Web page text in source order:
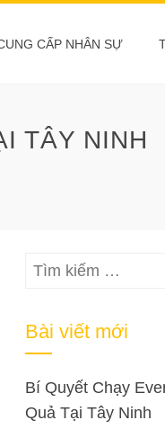
CẤP NHÂN SỰ
TÂY NINH
Tìm
Bài viết mới
Bí Quyết Chạy
Quả Tại Tây Ninh